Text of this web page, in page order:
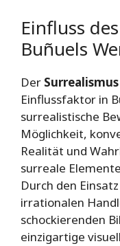
Einfluss
Buñuels
Der Surrealismus
Einflussfaktor in
surrealistische
Möglichkeit,
Realität und
surreale
Durch den
irrationalen
schockierenden
einzigartige